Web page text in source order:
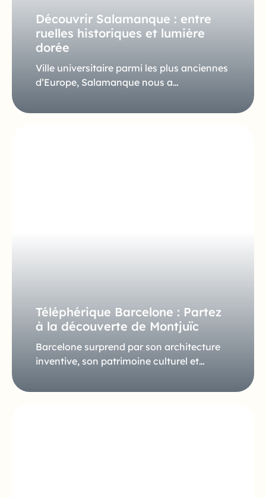
Découvrir Salamanque : entre
ruelles historiques et lumière
dorée
Ville universitaire parmi les plus anciennes
d’Europe, Salamanque nous a…
Téléphérique Barcelone : Partez
à la découverte de Montjuïc
Barcelone surprend par son architecture
inventive, son patrimoine culturel et…